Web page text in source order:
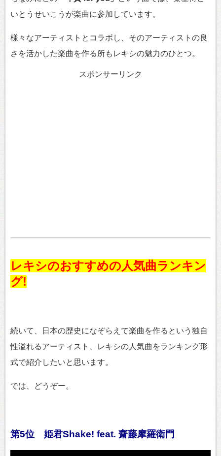
いとうせいこうが楽曲に参加しています。
様々なアーティストとコラボし、そのアーティストの良
さを活かした楽曲を作る所もレキシの魅力のひとつ。
スポンサーリンク
レキシのおすすめの人気曲ランキン
グ!
続いて、日本の歴史になぞらえて楽曲を作るという独自
性溢れるアーティスト、レキシの人気曲をランキング形
式で紹介したいと思います。
では、どうぞー。
第5位 姫君Shake! feat. 齋藤摩羅衛門